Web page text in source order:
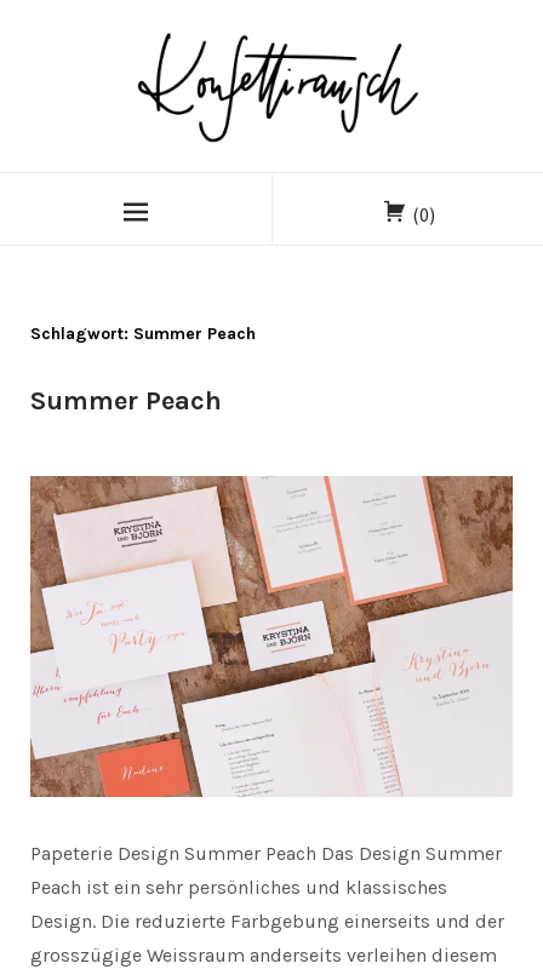
(0)
Schlagwort: Summer Peach
Summer Peach
Papeterie Design Summer Peach Das Design Summer
Peach ist ein sehr persönliches und klassisches
Design. Die reduzierte Farbgebung einerseits und der
grosszügige Weissraum anderseits verleihen diesem